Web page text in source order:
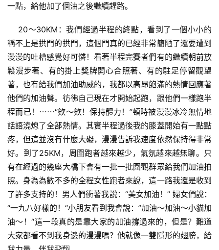
一點，給他加了個油之後繼續趕路。
稱不上是拱門的拱門，這個門真的已經非常簡陋了還要遭到
漫漫的吐槽感覺好可憐！看著半程完賽者們有的繼續朝前放
鬆漫步著、有的掛上獎牌開心合照著、有的駐足停留觀望
著，也有給我們加油助威的，我都以高昂飽滿的熱情回應著
他們的加油聲。彷彿自己現在才開始起跑，跟他們一樣跑半
程而已！⋯⋯“欸～欸！保持體力！”頓時被漫漫冰冷無情地
話語澆熄了全部熱情。其實半程過後我的膝蓋開始有一點點
疼，但這並沒有什麼大礙，漫漫告訴我速度依然保持得非常
好。到了25KM，周圍跑者越來越少，氣氛越來越無聊。只
有在經過的幾座大橋下會有一批一批圍觀群眾給我們加油拍
照。身為為數不多的全程女性跑者來說，這一路我還是收到
了許多支持的！男人們衝著我說：“美女加油！” 婦女們說：
“一九八好樣的！“小朋友看到我會說：”加油～加油～小貓加
油～！“這一段真的是靠大家的加油撐過來的，但是？難道
大家都看不到我身邊的漫漫嗎？他就像一雙隱形的翅膀，給